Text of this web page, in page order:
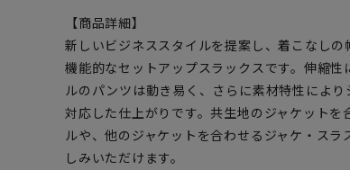
【商品詳細】
新しいビジネススタイルを提案し、着こなしの
機能的なセットアップスラックスです。伸縮
ルのパンツは動き易く、さらに素材特性によ
対応した仕上がりです。共生地のジャケット
ルや、他のジャケットを合わせるジャケ・スラ
しみいただけます。